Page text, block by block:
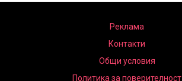
Реклама
Контакти
Общи условия
Политика за поверителност